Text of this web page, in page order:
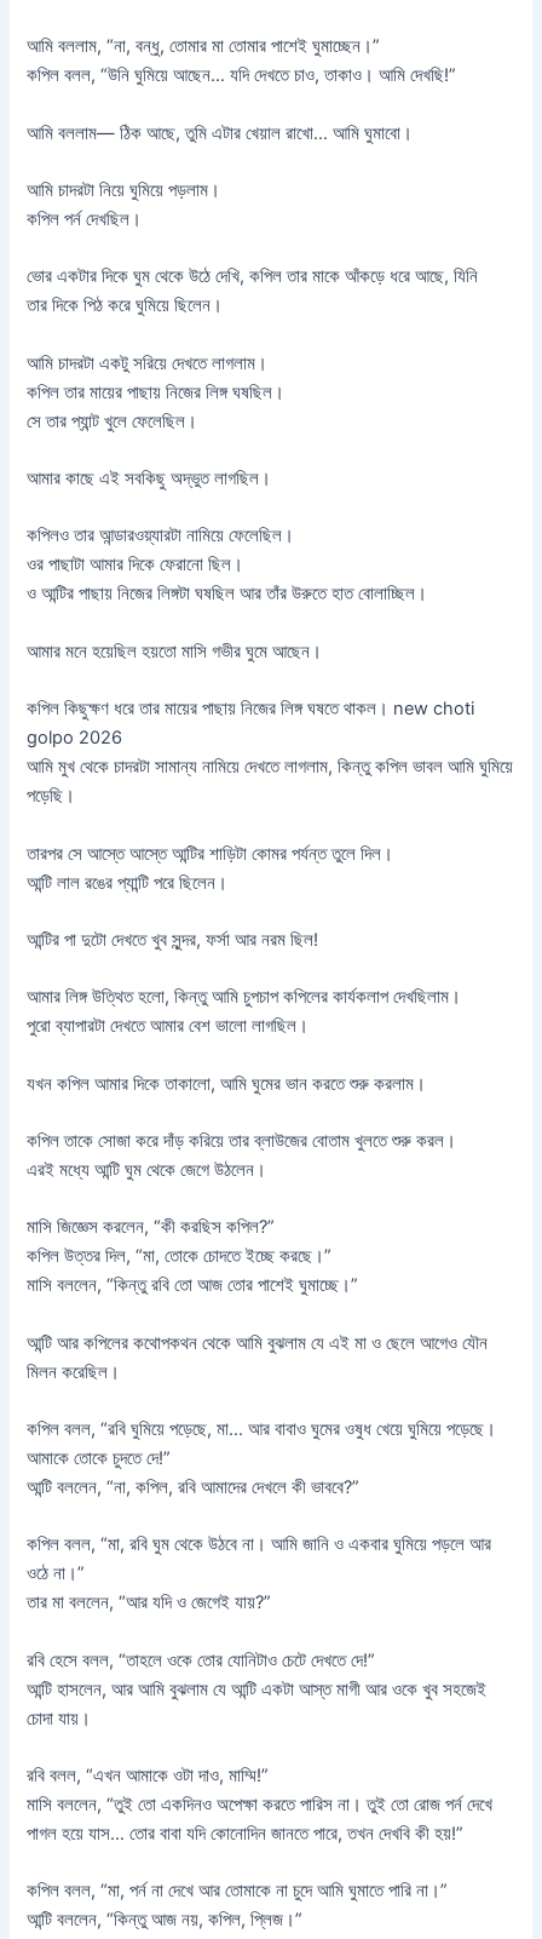
আমি বললাম, “না, বন্ধু, তোমার মা তোমার পাশেই ঘুমাচ্ছেন।”
কপিল বলল, “উনি ঘুমিয়ে আছেন… যদি দেখতে চাও, তাকাও। আমি দেখছি!”
আমি বললাম— ঠিক আছে, তুমি এটার খেয়াল রাখো… আমি ঘুমাবো।
আমি চাদরটা নিয়ে ঘুমিয়ে পড়লাম।
কপিল পর্ন দেখছিল।
ভোর একটার দিকে ঘুম থেকে উঠে দেখি, কপিল তার মাকে আঁকড়ে ধরে আছে, যিনি
তার দিকে পিঠ করে ঘুমিয়ে ছিলেন।
আমি চাদরটা একটু সরিয়ে দেখতে লাগলাম।
কপিল তার মায়ের পাছায় নিজের লিঙ্গ ঘষছিল।
সে তার প্যান্ট খুলে ফেলেছিল।
আমার কাছে এই সবকিছু অদ্ভুত লাগছিল।
কপিলও তার আন্ডারওয়্যারটা নামিয়ে ফেলেছিল।
ওর পাছাটা আমার দিকে ফেরানো ছিল।
ও আন্টির পাছায় নিজের লিঙ্গটা ঘষছিল আর তাঁর উরুতে হাত বোলাচ্ছিল।
আমার মনে হয়েছিল হয়তো মাসি গভীর ঘুমে আছেন।
কপিল কিছুক্ষণ ধরে তার মায়ের পাছায় নিজের লিঙ্গ ঘষতে থাকল। new choti
golpo 2026
আমি মুখ থেকে চাদরটা সামান্য নামিয়ে দেখতে লাগলাম, কিন্তু কপিল ভাবল আমি ঘুমিয়ে
পড়েছি।
তারপর সে আস্তে আস্তে আন্টির শাড়িটা কোমর পর্যন্ত তুলে দিল।
আন্টি লাল রঙের প্যান্টি পরে ছিলেন।
আন্টির পা দুটো দেখতে খুব সুন্দর, ফর্সা আর নরম ছিল!
আমার লিঙ্গ উত্থিত হলো, কিন্তু আমি চুপচাপ কপিলের কার্যকলাপ দেখছিলাম।
পুরো ব্যাপারটা দেখতে আমার বেশ ভালো লাগছিল।
যখন কপিল আমার দিকে তাকালো, আমি ঘুমের ভান করতে শুরু করলাম।
কপিল তাকে সোজা করে দাঁড় করিয়ে তার ব্লাউজের বোতাম খুলতে শুরু করল।
এরই মধ্যে আন্টি ঘুম থেকে জেগে উঠলেন।
মাসি জিজ্ঞেস করলেন, “কী করছিস কপিল?”
কপিল উত্তর দিল, “মা, তোকে চোদতে ইচ্ছে করছে।”
মাসি বললেন, “কিন্তু রবি তো আজ তোর পাশেই ঘুমাচ্ছে।”
আন্টি আর কপিলের কথোপকথন থেকে আমি বুঝলাম যে এই মা ও ছেলে আগেও যৌন
মিলন করেছিল।
কপিল বলল, “রবি ঘুমিয়ে পড়েছে, মা… আর বাবাও ঘুমের ওষুধ খেয়ে ঘুমিয়ে পড়েছে।
আমাকে তোকে চুদতে দে!”
আন্টি বললেন, “না, কপিল, রবি আমাদের দেখলে কী ভাববে?”
কপিল বলল, “মা, রবি ঘুম থেকে উঠবে না। আমি জানি ও একবার ঘুমিয়ে পড়লে আর
ওঠে না।”
তার মা বললেন, “আর যদি ও জেগেই যায়?”
রবি হেসে বলল, “তাহলে ওকে তোর যোনিটাও চেটে দেখতে দে!”
আন্টি হাসলেন, আর আমি বুঝলাম যে আন্টি একটা আস্ত মাগী আর ওকে খুব সহজেই
চোদা যায়।
রবি বলল, “এখন আমাকে ওটা দাও, মাম্মি!”
মাসি বললেন, “তুই তো একদিনও অপেক্ষা করতে পারিস না। তুই তো রোজ পর্ন দেখে
পাগল হয়ে যাস… তোর বাবা যদি কোনোদিন জানতে পারে, তখন দেখবি কী হয়!”
কপিল বলল, “মা, পর্ন না দেখে আর তোমাকে না চুদে আমি ঘুমাতে পারি না।”
আন্টি বললেন, “কিন্তু আজ নয়, কপিল, প্লিজ।”